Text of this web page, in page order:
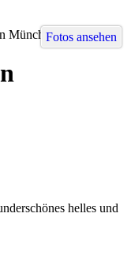
Fotos ansehen
helles und